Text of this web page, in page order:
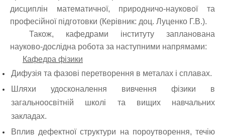
дисциплін математичної, природничо-наукової та
професійної підготовки (Керівник: доц. Луценко Г.В.).
Також, кафедрами інституту запланована
науково-дослідна робота за наступними напрямами:
Кафедра фізики
Дифузія та фазові перетворення в металах і сплавах.
Шляхи удосконалення вивчення фізики в
загальноосвітній школі та вищих навчальних
закладах.
Вплив дефектної структури на пороутворення, течію